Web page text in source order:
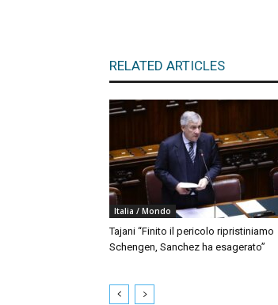
RELATED ARTICLES
Italia / Mondo
Tajani “Finito il pericolo ripristiniamo
Schengen, Sanchez ha esagerato”